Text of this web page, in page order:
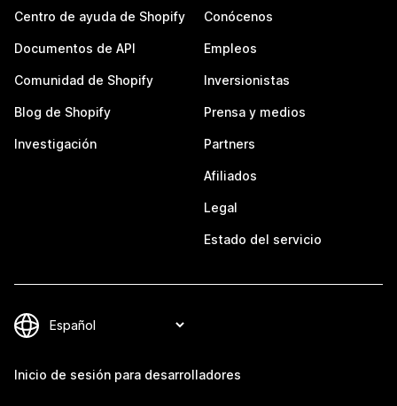
Centro de ayuda de Shopify
Documentos de API
Comunidad de Shopify
Blog de Shopify
Investigación
Conócenos
Empleos
Inversionistas
Prensa y medios
Partners
Afiliados
Legal
Estado del servicio
Inicio de sesión para desarrolladores